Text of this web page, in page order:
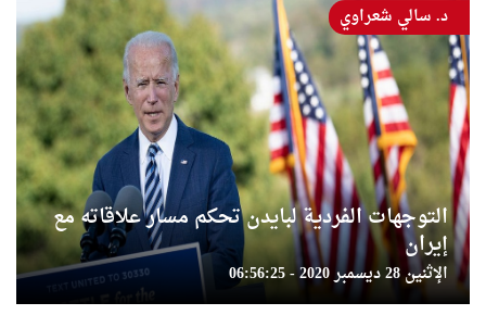
التوجهات الفردية لبايدن تحكم مسار علاقاته مع
إيران
الإثنين 28 ديسمبر 2020 - 06:56:25
د. سالي شعراوي